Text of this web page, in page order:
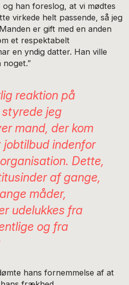
og han foreslog, at vi mødtes
virkede helt passende, så jeg
er gift med en anden
et respektabelt
en yndig datter. Han ville
reaktion på
jeg
mand, der kom
jobtilbud indenfor
Dette,
af gange,
måder,
udelukkes fra
og fra
hans fornemmelse af at